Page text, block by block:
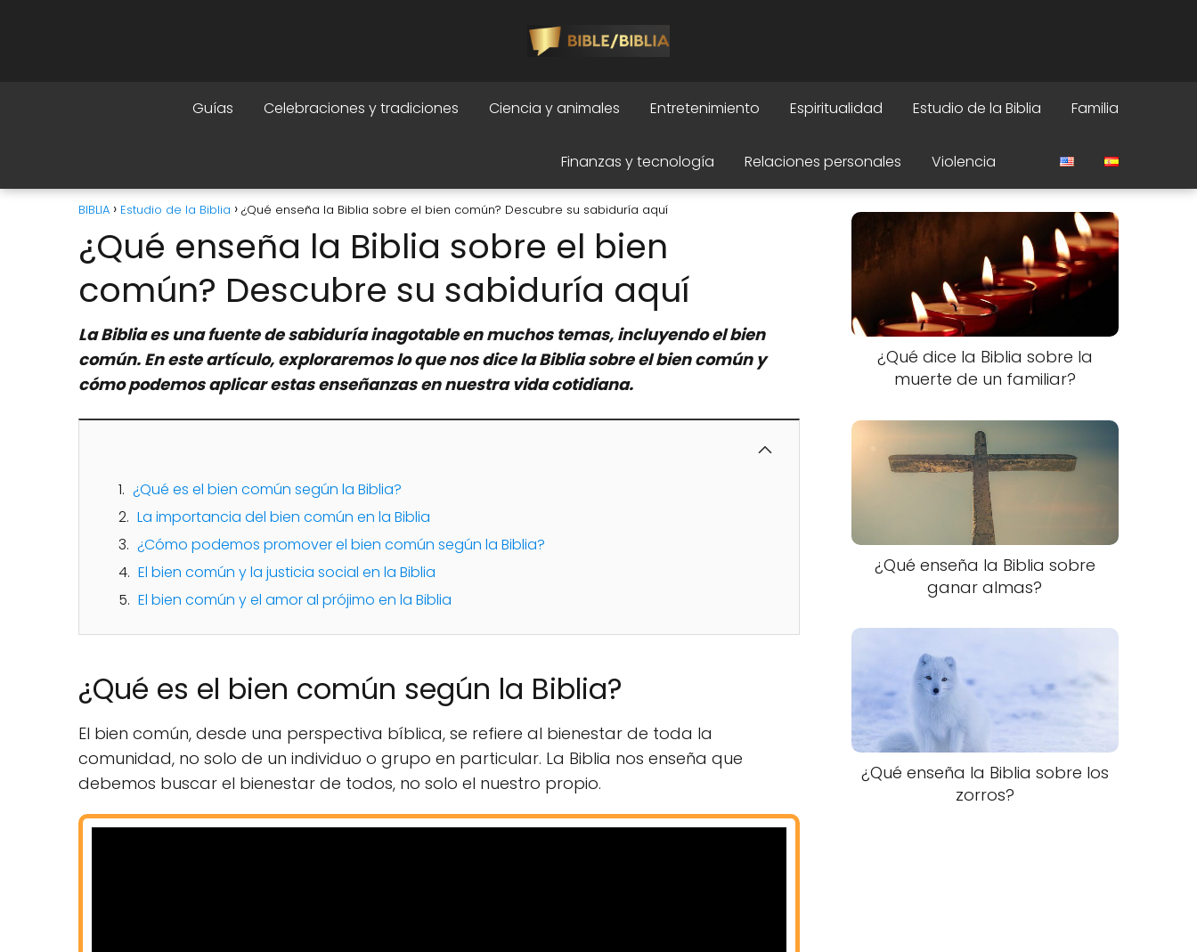
Guías Celebraciones y tradiciones Ciencia y animales Entretenimiento Espiritualidad Estudio de la Biblia Familia
Finanzas y tecnología Relaciones personales Violencia
BIBLIA Estudio de la Biblia ¿Qué enseña la Biblia sobre el bien común? Descubre su sabiduría aquí
¿Qué enseña la Biblia sobre el bien
común? Descubre su sabiduría aquí
La Biblia es una fuente de sabiduría inagotable en muchos temas, incluyendo el bien
común. En este artículo, exploraremos lo que nos dice la Biblia sobre el bien común y
cómo podemos aplicar estas enseñanzas en nuestra vida cotidiana.
¿Qué es el bien común según la Biblia?
La importancia del bien común en la Biblia
¿Cómo podemos promover el bien común según la Biblia?
El bien común y la justicia social en la Biblia
El bien común y el amor al prójimo en la Biblia
¿Qué es el bien común según la Biblia?
El bien común, desde una perspectiva bíblica, se refiere al bienestar de toda la
comunidad, no solo de un individuo o grupo en particular. La Biblia nos enseña que
debemos buscar el bienestar de todos, no solo el nuestro propio.
¿Qué dice la Biblia sobre la
muerte de un familiar?
¿Qué enseña la Biblia sobre
ganar almas?
¿Qué enseña la Biblia sobre los
zorros?